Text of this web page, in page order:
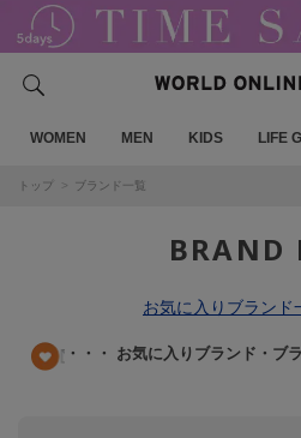
WOMEN MEN KIDS LIFE
トップ ブランド一覧
BRAND
お気に入りブランド
・・・ お気に入りブランド・ブ